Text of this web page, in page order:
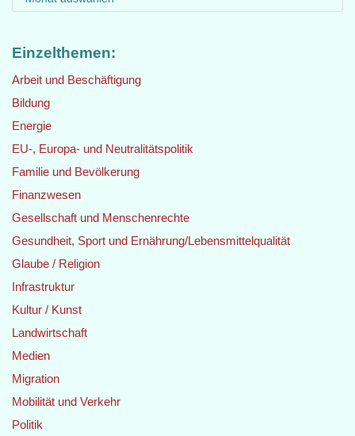
Einzelthemen:
Arbeit und Beschäftigung
Bildung
Energie
EU-, Europa- und Neutralitätspolitik
Familie und Bevölkerung
Finanzwesen
Gesellschaft und Menschenrechte
Gesundheit, Sport und Ernährung/Lebensmittelqualität
Glaube / Religion
Infrastruktur
Kultur / Kunst
Landwirtschaft
Medien
Migration
Mobilität und Verkehr
Politik